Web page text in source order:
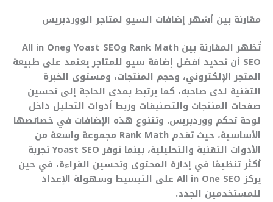
مقارنة بين أشهر إضافات السيو لمتاجر الووردبريس
تُظهر المقارنة بين Rank Math وYoast SEO وAll in One
SEO أن تحديد أفضل إضافة سيو للمتاجر يعتمد على طبيعة
المتجر الإلكتروني، وحجم المنتجات، ومستوى الخبرة
التقنية لدى صاحبه، كما يرتبط بمدى الحاجة إلى تحسين
صفحات المنتجات والتصنيفات وربط أدوات التحليل داخل
لوحة تحكم ووردبريس. وتتنوع هذه الإضافات في خصائصها
الأساسية، حيث تقدم Rank Math مجموعة واسعة من
الأدوات التقنية والتحليلية، بينما توفر Yoast SEO تجربة
أكثر تنظيمًا في إدارة المحتوى وتحسين القراءة، في حين
يركز All in One SEO على التبسيط وسهولة الإعداد
للمستخدمين الجدد.